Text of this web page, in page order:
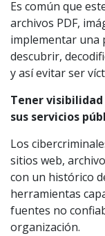
Es común que
archivos PDF,
implementar una
descubrir,
y así evitar ser
Tener visibilidad
sus servicios
Los
sitios web,
con un histórico
herramientas
fuentes no
organización.